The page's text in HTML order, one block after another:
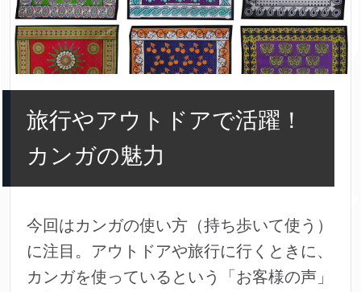
旅行やアウトドアで活躍！
カンガの魅力
今回はカンガの使い方（持ち歩いて使う）
に注目。アウトドアや旅行に行くときに、
カンガを使っているという「お客様の声」